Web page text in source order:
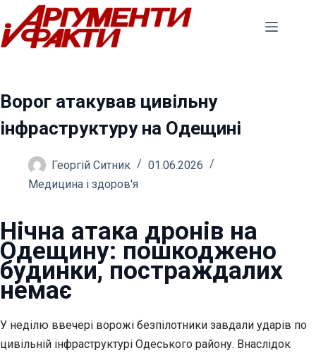
Перейти
до
вмісту
Ворог атакував цивільну
інфраструктуру на Одещині
Георгій Ситник
01.06.2026
Медицина і здоров'я
Нічна атака дронів на
Одещину: пошкоджено
будинки, постраждалих
немає
У неділю ввечері ворожі безпілотники завдали ударів по
цивільній інфраструктурі Одеського району. Внаслідок